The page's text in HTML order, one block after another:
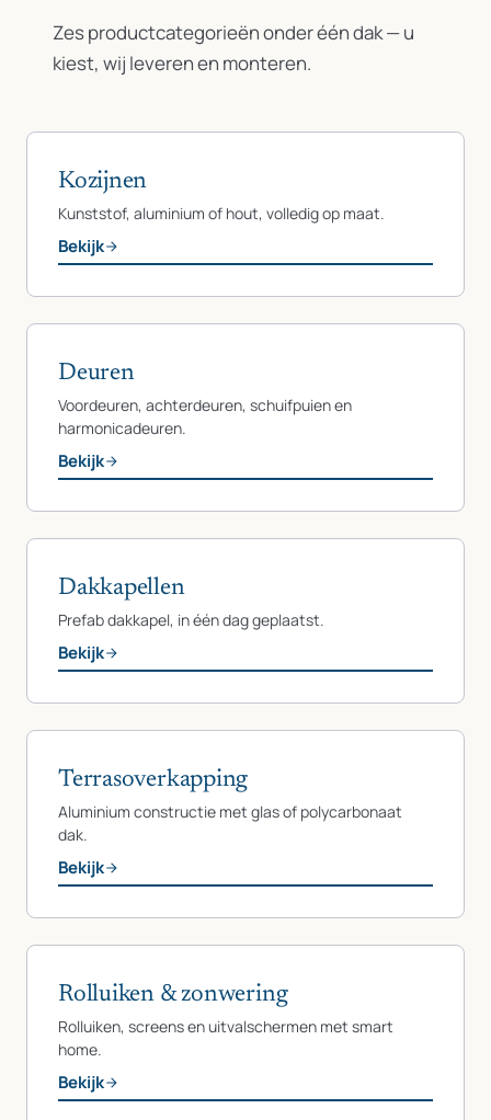
Zes productcategorieën onder één dak — u
kiest, wij leveren en monteren.
Kozijnen
Kunststof, aluminium of hout, volledig op maat.
Bekijk
Deuren
Voordeuren, achterdeuren, schuifpuien en
harmonicadeuren.
Bekijk
Dakkapellen
Prefab dakkapel, in één dag geplaatst.
Bekijk
Terrasoverkapping
Aluminium constructie met glas of polycarbonaat
dak.
Bekijk
Rolluiken & zonwering
Rolluiken, screens en uitvalschermen met smart
home.
Bekijk